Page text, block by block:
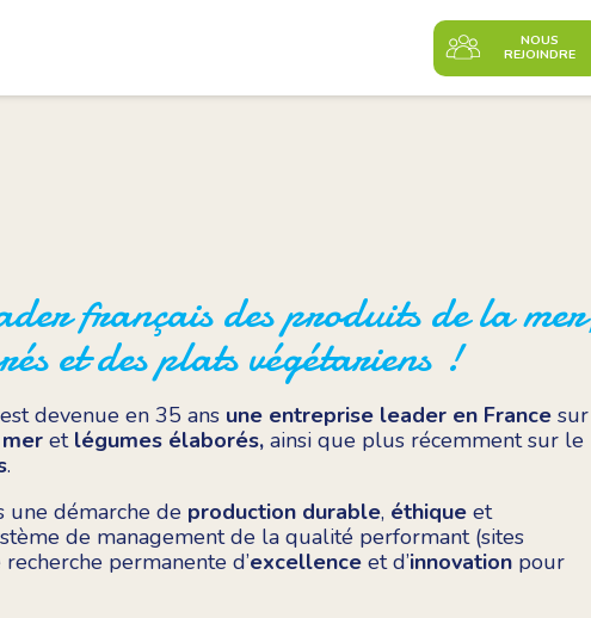
NOUS
REJOINDRE
français des produits de la
et des plats végétariens !
devenue en 35 ans une entreprise leader en France sur
et légumes élaborés, ainsi que plus récemment sur le
.
une démarche de production durable, éthique et
de management de la qualité performant (sites
permanente d’excellence et d’innovation pour